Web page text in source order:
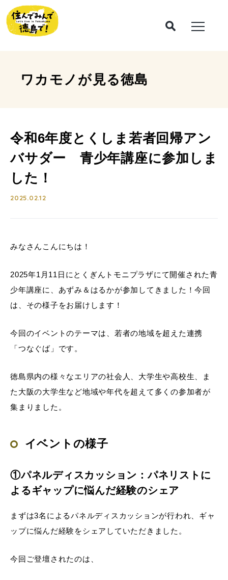
ワカモノが見る徳島
令和6年度とくしま若者回帰アン
バサダー 青少年講座に参加しま
した！
2025.02.12
みなさんこんにちは！
2025年1月11日にとくぎんトモニプラザにて開催された青
少年講座に、あずみ＆はるかが参加してきました！今回
は、その様子をお届けします！
今回のイベントのテーマは、若者の地域を超えた連携
「つなぐば」です。
徳島県内の様々なエリアの社会人、大学生や高校生、ま
た大阪の大学生など地域や年代を超えて多くの参加者が
集まりました。
イベントの様子
①パネルディスカッション：パネリストに
よるギャップに悩んだ経験のシェア
まずは3名によるパネルディスカッションが行われ、ギャ
ップに悩んだ経験をシェアしていただきました。
今回ご登壇されたのは、